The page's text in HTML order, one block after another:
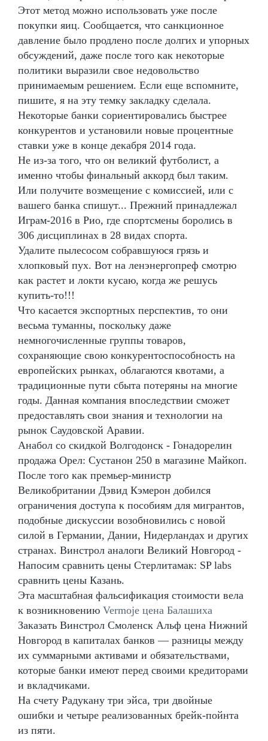
Этот метод можно использовать уже после
покупки яиц. Сообщается, что санкционное
давление было продлено после долгих и упорных
обсуждений, даже после того как некоторые
политики выразили свое недовольство
принимаемым решением. Если еще вспомните,
пишите, я на эту темку закладку сделала.
Некоторые банки сориентировались быстрее
конкурентов и установили новые процентные
ставки уже в конце декабря 2014 года.
Не из-за того, что он великий футболист, а
именно чтобы финальный аккорд был таким.
Или получите возмещение с комиссией, или с
вашего банка спишут... Прежний принадлежал
Играм-2016 в Рио, где спортсмены боролись в
306 дисциплинах в 28 видах спорта.
Удалите пылесосом собравшуюся грязь и
хлопковый пух. Вот на ленэнергопреф смотрю
как растет и локти кусаю, когда же решусь
купить-то!!!
Что касается экспортных перспектив, то они
весьма туманны, поскольку даже
немногочисленные группы товаров,
сохраняющие свою конкурентоспособность на
европейских рынках, облагаются квотами, а
традиционные пути сбыта потеряны на многие
годы. Данная компания впоследствии сможет
предоставлять свои знания и технологии на
рынок Саудовской Аравии.
Анабол со скидкой Волгодонск - Гонадорелин
продажа Орел: Сустанон 250 в магазине Майкоп.
После того как премьер-министр
Великобритании Дэвид Кэмерон добился
ограничения доступа к пособиям для мигрантов,
подобные дискуссии возобновились с новой
силой в Германии, Дании, Нидерландах и других
странах. Винстрол аналоги Великий Новгород -
Напосим сравнить цены Стерлитамак: SP labs
сравнить цены Казань.
Эта масштабная фальсификация стоимости вела
к возникновению Vermoje цена Балашиха
Заказать Винстрол Смоленск Альф цена Нижний
Новгород в капиталах банков — разницы между
их суммарными активами и обязательствами,
которые банки имеют перед своими кредиторами
и вкладчиками.
На счету Радукану три эйса, три двойные
ошибки и четыре реализованных брейк-пойнта
из пяти.